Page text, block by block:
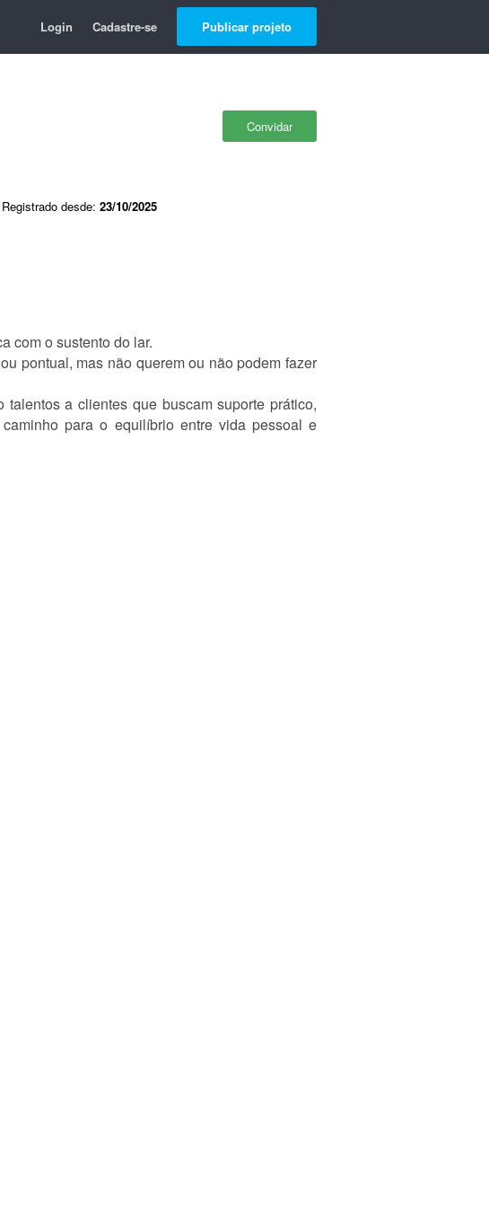
Login Cadastre-se Publicar projeto
Convidar
desde: 23/10/2025
com o sustento do lar.
pontual, mas não querem ou não podem fazer
a clientes que buscam suporte prático,
para o equilíbrio entre vida pessoal e